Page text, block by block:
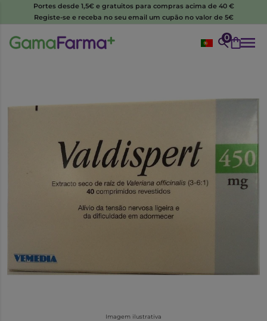
Portes desde 1,5€ e gratuitos para compras acima de 40 €
Registe-se e receba no seu email um cupão no valor de 5€
0
Imagem ilustrativa